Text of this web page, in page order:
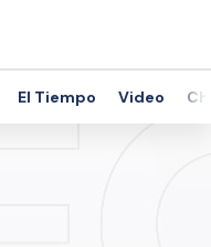
El Tiempo Video